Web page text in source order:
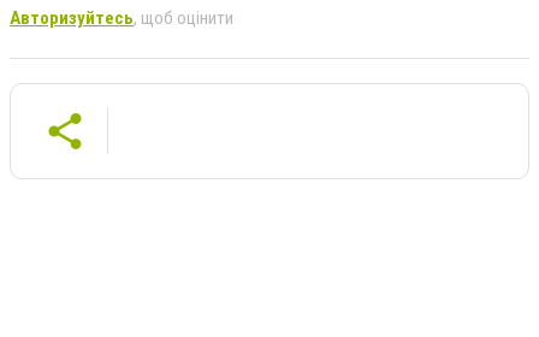
Авторизуйтесь, щоб оцінити